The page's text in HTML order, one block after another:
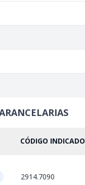
CÓDIGO INDICADO
2914.7090